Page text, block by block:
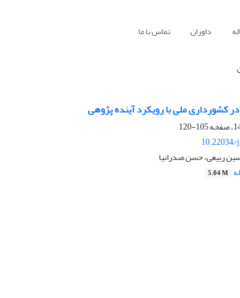
داوران تماس با ما
در کشورداری ملی با رویکرد آینده پژوهی
105-120
ربیعی، حسن صدرانیا
5.04 M